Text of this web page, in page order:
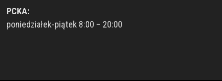
PCKA:
poniedziałek-piątek 8:00 – 20:00